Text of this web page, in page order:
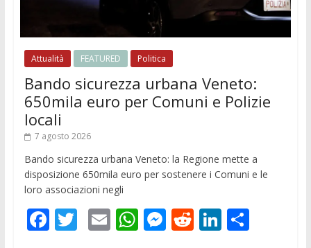
Attualità FEATURED Politica
Bando sicurezza urbana Veneto:
650mila euro per Comuni e Polizie
locali
7 agosto 2026
Bando sicurezza urbana Veneto: la Regione mette a
disposizione 650mila euro per sostenere i Comuni e le
loro associazioni negli
F T E W M R Li C